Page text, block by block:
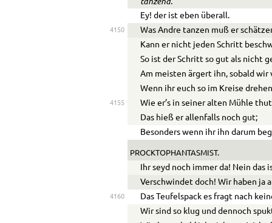
Ey! der ist eben überall.
4150
Was Andre tanzen muß er
Kann er nicht jeden Schritt
So ist der Schritt so gut als nicht
Am meisten ärgert ihn, sobald wir
Wenn ihr euch so im Kreise
4155
Wie er’s in seiner alten Mühle
Das hieß er allenfalls noch gut;
Besonders wenn ihr ihn darum
PROCKTOPHANTASMIST.
Ihr seyd noch immer da! Nein das
Verschwindet doch! Wir haben ja
4160
Das Teufelspack es fragt nach
Wir sind so klug und dennoch